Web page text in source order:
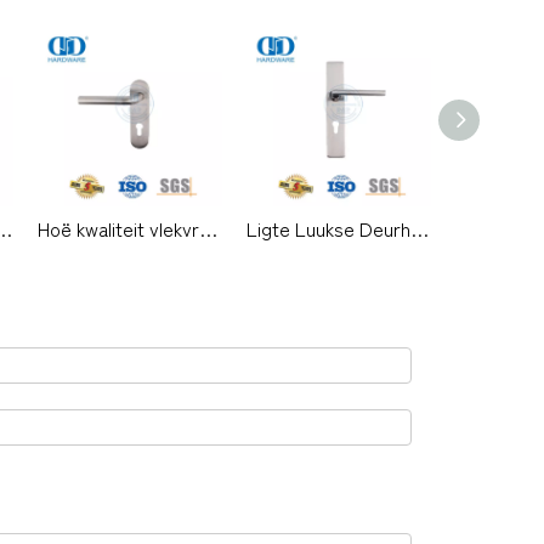
met reghoekplaat -DDTP009 Hoë kwaliteit vlekvrye staal binnenshuise hefboomhandvatsel met plaat vir metaaldeure-DDTP008 Ligte Luukse Deurhandvatsel Paneelslot Huis Ingangsdeur Handvatsel-DDTP007